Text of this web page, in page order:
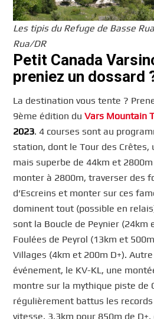
Les tipis du Refuge de Basse
Rua/DR
Petit Canada
preniez un dossard
La destination vous tente ?
9ème édition duVars Mountain
2023. 4 courses sont au
station, dont le Tour des Crêtes,
mais superbe de 44km et
monter à 2800m, traverser des
d’Escreins et monter sur ces
dominent tout (possible en
sont la Boucle de Peynier (24km
Foulées de Peyrol (13km et
Villages (4km et 200m D+).
événement, le KV-KL, une
montre sur la mythique piste de
régulièrement battus les
vitesse. 3,3km pour 850m de